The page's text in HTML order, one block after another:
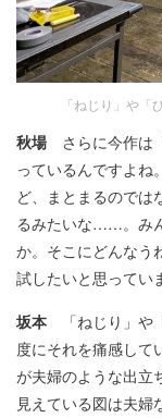
「ねじり」や
秋場 さらに今作は
っているんですよね
ど、まとまるのでは
るみたいな……。み
か。そこにどんなう
試したいと思ってい
坂本 「ねじり」や
度にそれを痛感し
が夫婦のような出立
見えている図は夫婦